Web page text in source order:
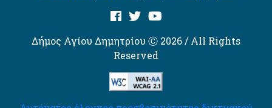
Δήμος Αγίου Δημητρίου Ⓒ 2026 / All Rights
Reserved